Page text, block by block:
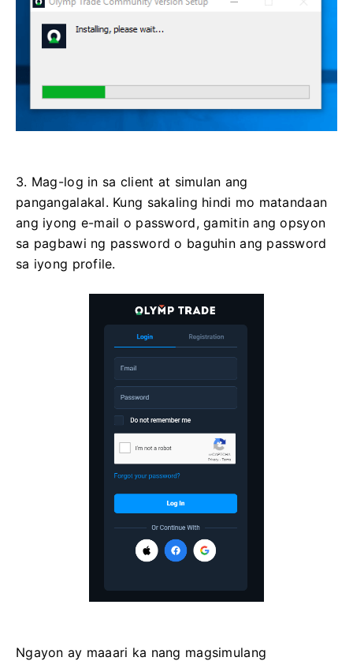
3. Mag-log in sa client at simulan ang
pangangalakal. Kung sakaling hindi mo matandaan
ang iyong e-mail o password, gamitin ang opsyon
sa pagbawi ng password o baguhin ang password
sa iyong profile.
Ngayon ay maaari ka nang magsimulang